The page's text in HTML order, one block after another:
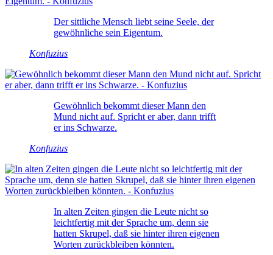
Der sittliche Mensch liebt seine Seele, der
gewöhnliche sein Eigentum.
Konfuzius
Gewöhnlich bekommt dieser Mann den
Mund nicht auf. Spricht er aber, dann trifft
er ins Schwarze.
Konfuzius
In alten Zeiten gingen die Leute nicht so
leichtfertig mit der Sprache um, denn sie
hatten Skrupel, daß sie hinter ihren eigenen
Worten zurückbleiben könnten.